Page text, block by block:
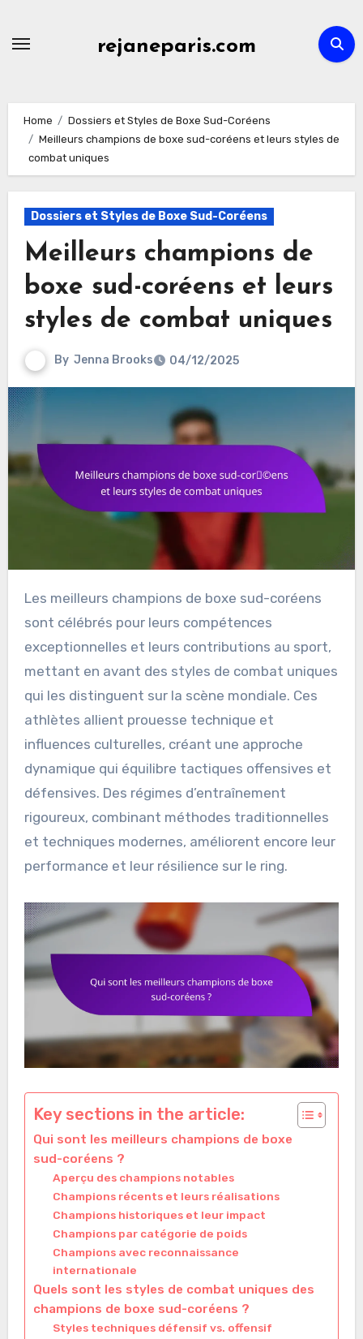
rejaneparis.com
Home
Dossiers et Styles de Boxe Sud-Coréens
Meilleurs champions de boxe sud-coréens et leurs styles de
combat uniques
Dossiers et Styles de Boxe Sud-Coréens
Meilleurs champions de
boxe sud-coréens et leurs
styles de combat uniques
By Jenna Brooks 04/12/2025
Les meilleurs champions de boxe sud-coréens
sont célébrés pour leurs compétences
exceptionnelles et leurs contributions au sport,
mettant en avant des styles de combat uniques
qui les distinguent sur la scène mondiale. Ces
athlètes allient prouesse technique et
influences culturelles, créant une approche
dynamique qui équilibre tactiques offensives et
défensives. Des régimes d’entraînement
rigoureux, combinant méthodes traditionnelles
et techniques modernes, améliorent encore leur
performance et leur résilience sur le ring.
Key sections in the article:
Qui sont les meilleurs champions de boxe
sud-coréens ?
Aperçu des champions notables
Champions récents et leurs réalisations
Champions historiques et leur impact
Champions par catégorie de poids
Champions avec reconnaissance
internationale
Quels sont les styles de combat uniques des
champions de boxe sud-coréens ?
Styles techniques défensif vs. offensif